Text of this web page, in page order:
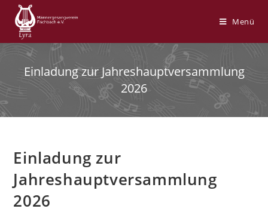
Inhalt
springen
Menü
Einladung zur Jahreshauptversammlung
2026
Einladung zur
Jahreshauptversammlung
2026